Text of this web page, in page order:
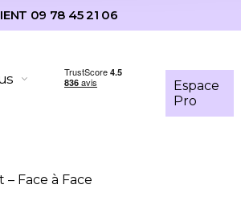
09 78 45 21 06
Espace
Pro
– Face à Face